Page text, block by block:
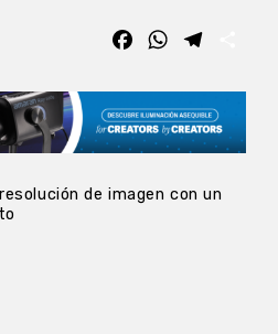
FacebookWhatsApp
de imagen con un